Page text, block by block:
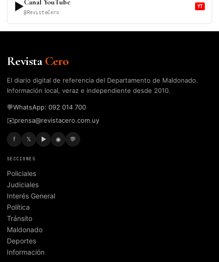
▶Canal YouTube
@RevistaCero
YT
RevistaCero
El diario digital de referencia del Departamento de Maldonado.
Información local, veraz e independiente desde 2010.
💬WhatsApp: 092 014 700
✉️prensa@revistacero.com.uy
f 𝕏 ▶ ◉ 💬
SECCIONES
Policiales
Judiciales
Interés General
Política
Tránsito
Maldonado
Deportes
Información